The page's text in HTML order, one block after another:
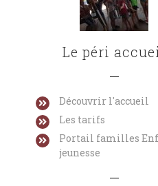
été
Ouverture du
Le péri
Découvrir l'accueil
Les tarifs
Portail familles
jeunesse